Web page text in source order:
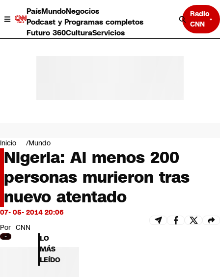
PaísMundoNegocios
Podcast y Programas completos
Futuro 360CulturaServicios
Radio
CNN
Negocios
Deportes
Programas completos
Cultura
Servicios
Bits
CNN tiempo
Futuro 360
Opinión
Inicio Mundo
Nigeria: Al menos 200
personas murieron tras
nuevo atentado
07- 05- 2014 20:06
Por CNN
LO
MÁS
LEÍDO